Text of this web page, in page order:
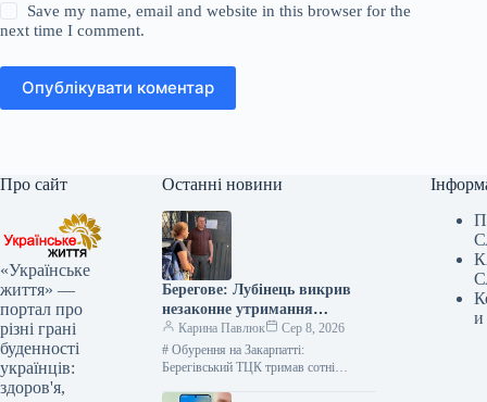
Save my name, email and website in this browser for the
next time I comment.
Опублікувати коментар
Про сайт
«Українське
життя» —
портал про
різні грані
буденності
українців:
здоров'я,
Останні новини
Берегове: Лубінець викрив
незаконне утримання
чоловіків з відстрочкою у
ТЦК
Карина Павлюк
Сер 8, 2026
# Обурення на Закарпатті:
Берегівський ТЦК тримав сотні
и